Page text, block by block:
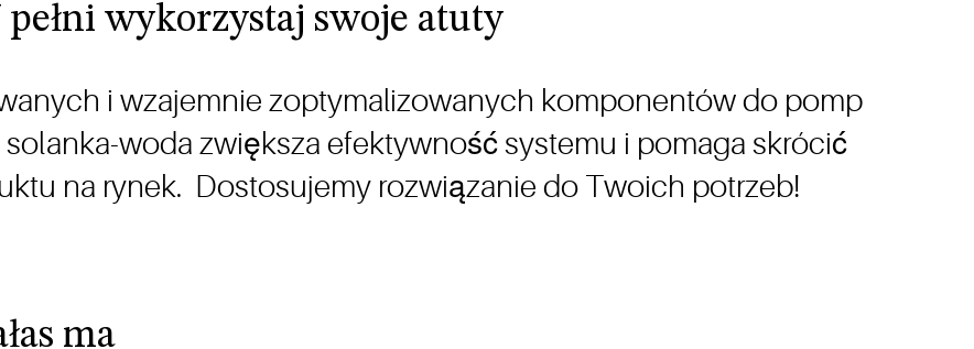
pełni wykorzystaj swoje atuty
i wzajemnie zoptymalizowanych komponentów do pomp
woda zwiększa efektywność systemu i pomaga skrócić
na rynek. Dostosujemy rozwiązanie do Twoich potrzeb!
ma